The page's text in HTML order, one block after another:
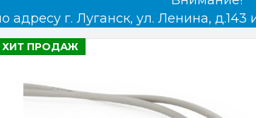
адресу г. Луганск, ул. Ленина,
ХИТ ПРОДАЖ